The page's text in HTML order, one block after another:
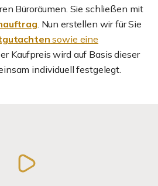
Büroräumen. Sie schließen mit
. Nun erstellen wir für Sie
sowie eine
Kaufpreis wird auf Basis dieser
individuell festgelegt.